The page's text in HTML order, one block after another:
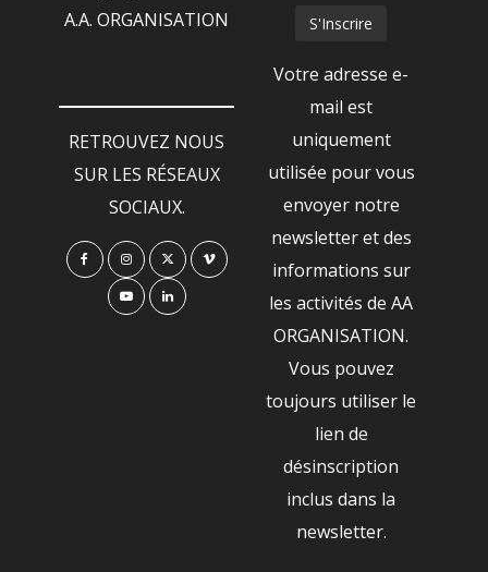
A.A. ORGANISATION
RETROUVEZ NOUS
SUR LES RÉSEAUX
SOCIAUX.
Votre adresse e-
mail est
uniquement
utilisée pour vous
envoyer notre
newsletter et des
informations sur
les activités de AA
ORGANISATION.
Vous pouvez
toujours utiliser le
lien de
désinscription
inclus dans la
newsletter.